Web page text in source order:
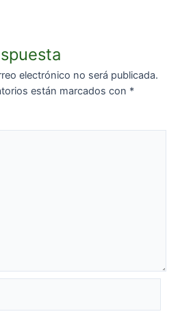
electrónico no será publicada.
están marcados con *